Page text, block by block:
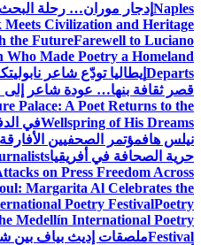
Naples إدجار موران… رحلة
Civilization and Heritage
the FutureFarewell to Luciano
Made Poetry a Homeland
Departs إيطاليا تودّع شاعر نابولي
قصر ثقافة بنها… عودة شاعر إلى
Palace: A Poet Returns to the
Wellspring of His Dreamsفي
نيلس هافمؤتمر الصحفيين
حرية الصحافة في أفريقيا
on Press Freedom Across
Margarita Al Celebrates the
Poetry FestivalPoetry
Medellín International Poetry
Festivalملصقات إديث بياف بين